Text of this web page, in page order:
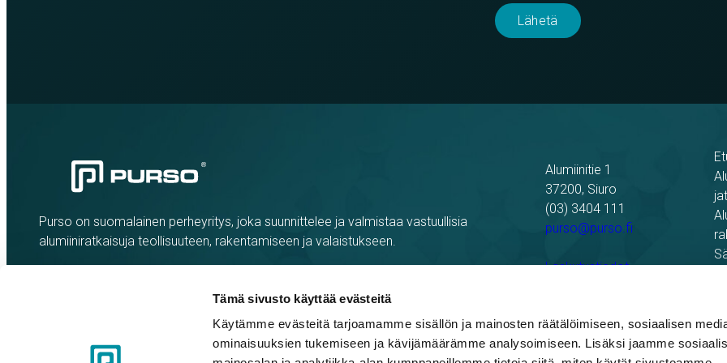
Tämä sivusto käyttää evästeitä
Käytämme evästeitä tarjoamamme sisällön ja mainosten räätälöimiseen, sosiaalisen
ominaisuuksien tukemiseen ja kävijämäärämme analysoimiseen. Lisäksi jaamme
Purso on suomalainen perheyritys, joka suunnittelee ja valmistaa vastuullisia
alumiiniratkaisuja teollisuuteen, rakentamiseen ja valaistukseen.
Alumiinitie 1
37200, Siuro
(03) 3404 111
purso@purso.fi
Laskutustiedot